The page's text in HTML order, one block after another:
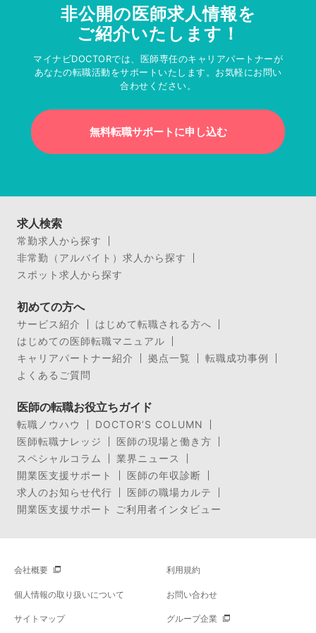
非公開の医師求人情報を
ご紹介いたします！
マイナビDOCTORでは、医師専任のキャリアパートナーが
あなたの転職活動をサポートいたします。お気軽にお問い
合わせください。
無料転職サポートに申し込む
求人検索
常勤求人から探す
非常勤（アルバイト）求人から探す
スポット求人から探す
初めての方へ
サービス紹介
はじめて転職される方へ
はじめての医師転職マニュアル
キャリアパートナー紹介
拠点一覧
転職成功事例
よくあるご質問
医師の転職お役立ちガイド
転職ノウハウ
DOCTOR’S COLUMN
医師転職ナレッジ
医師の現場と働き方
スペシャルコラム
業界ニュース
開業医支援サポート
医師の年収診断
求人のお知らせ代行
医師の職場カルテ
開業医支援サポート ご利用者インタビュー
会社概要 利用規約
個人情報の取り扱いについて お問い合わせ
サイトマップ グループ企業